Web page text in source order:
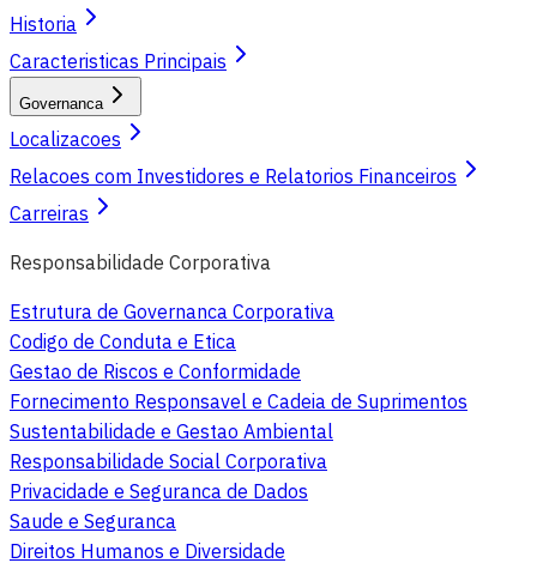
Historia
Caracteristicas Principais
Governanca
Localizacoes
Relacoes com Investidores e Relatorios Financeiros
Carreiras
Responsabilidade Corporativa
Estrutura de Governanca Corporativa
Codigo de Conduta e Etica
Gestao de Riscos e Conformidade
Fornecimento Responsavel e Cadeia de Suprimentos
Sustentabilidade e Gestao Ambiental
Responsabilidade Social Corporativa
Privacidade e Seguranca de Dados
Saude e Seguranca
Direitos Humanos e Diversidade